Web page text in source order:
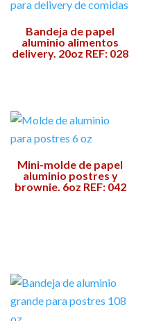
Bandeja de papel
aluminio alimentos
delivery. 20oz REF: 028
Mini-molde de papel
aluminio postres y
brownie. 6oz REF: 042